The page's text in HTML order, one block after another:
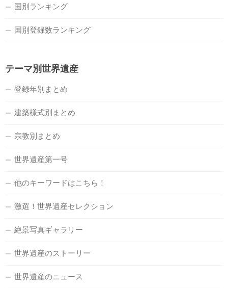
国別ランキング
国別登録数ランキング
テーマ別世界遺産
登録年別まとめ
建築様式別まとめ
宗教別まとめ
世界遺産第一号
他のキーワードはこちら！
激選！世界遺産セレクション
絶景写真ギャラリー
世界遺産のストーリー
世界遺産のニュース